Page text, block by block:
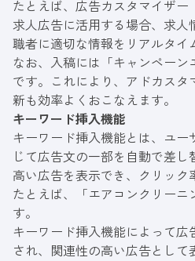
たとえば、広告カスタマイザー
求人広告に活用する場合、求
職者に適切な情報をリアルタイ
なお、入稿には「キャンペー
です。これにより、アドカス
新も効率よくおこなえます。
キーワード挿入機能
キーワード挿入機能とは、ユ
じて広告文の一部を自動で差
高い広告を表示でき、クリック
たとえば、「エアコンクリーニ
す。
キーワード挿入機能によって
され、関連性の高い広告として